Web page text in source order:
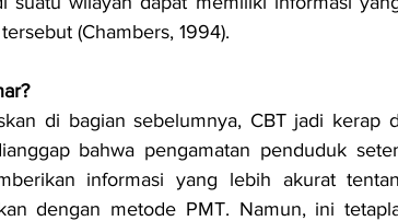
(Chambers, 1994).
di bagian sebelumnya, CBT jadi kerap
bahwa pengamatan penduduk
informasi yang lebih akurat
dengan metode PMT. Namun, ini